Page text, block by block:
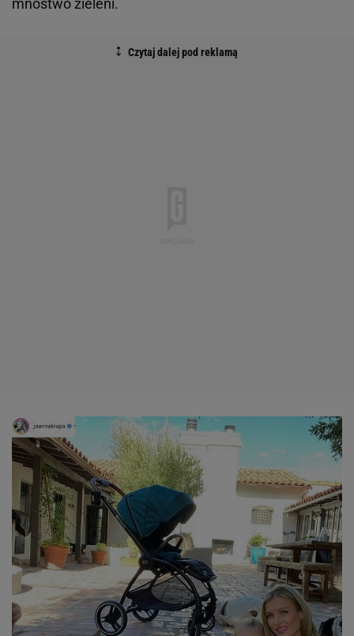
mnóstwo zieleni.